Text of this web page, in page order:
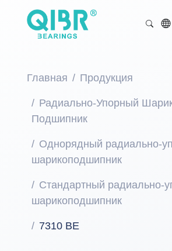
Главная Продукция
Радиально-Упорный
Подшипник
Однорядный радиально-
шарикоподшипник
Стандартный радиально-
шарикоподшипник
7310 BE